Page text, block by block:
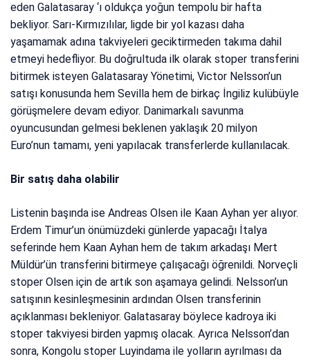
eden Galatasaray ‘ı oldukça yoğun tempolu bir hafta
bekliyor. Sarı-Kırmızılılar, ligde bir yol kazası daha
yaşamamak adına takviyeleri geciktirmeden takıma dahil
etmeyi hedefliyor. Bu doğrultuda ilk olarak stoper transferini
bitirmek isteyen Galatasaray Yönetimi, Victor Nelsson’un
satışı konusunda hem Sevilla hem de birkaç İngiliz kulübüyle
görüşmelere devam ediyor. Danimarkalı savunma
oyuncusundan gelmesi beklenen yaklaşık 20 milyon
Euro’nun tamamı, yeni yapılacak transferlerde kullanılacak.
Bir satış daha olabilir
Listenin başında ise Andreas Olsen ile Kaan Ayhan yer alıyor.
Erdem Timur’un önümüzdeki günlerde yapacağı İtalya
seferinde hem Kaan Ayhan hem de takım arkadaşı Mert
Müldür’ün transferini bitirmeye çalışacağı öğrenildi. Norveçli
stoper Olsen için de artık son aşamaya gelindi. Nelsson’un
satışının kesinleşmesinin ardından Olsen transferinin
açıklanması bekleniyor. Galatasaray böylece kadroya iki
stoper takviyesi birden yapmış olacak. Ayrıca Nelsson’dan
sonra, Kongolu stoper Luyindama ile yolların ayrılması da